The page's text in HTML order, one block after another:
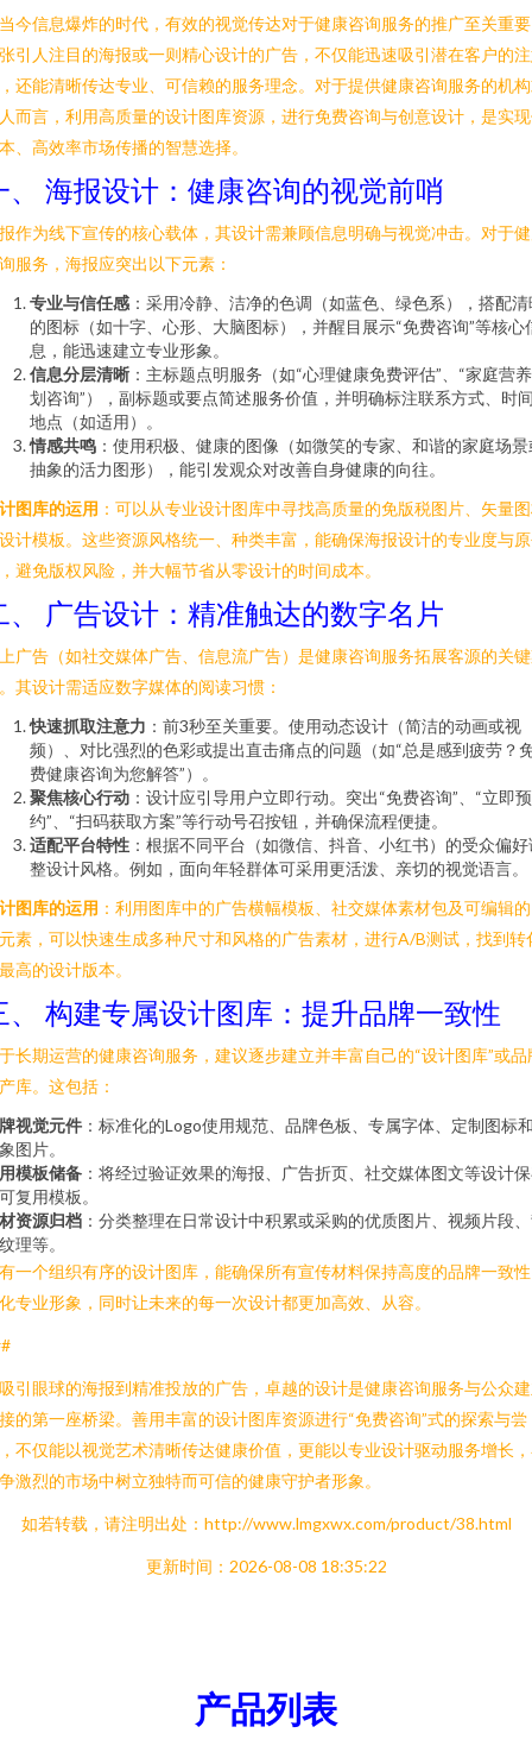
今信息爆炸的时代，有效的视觉传达对于健康咨询服务的推广至关重
引人注目的海报或一则精心设计的广告，不仅能迅速吸引潜在客户的
还能清晰传达专业、可信赖的服务理念。对于提供健康咨询服务的机
而言，利用高质量的设计图库资源，进行免费咨询与创意设计，是实
、高效率市场传播的智慧选择。
、 海报设计：健康咨询的视觉前哨
作为线下宣传的核心载体，其设计需兼顾信息明确与视觉冲击。对于
服务，海报应突出以下元素：
专业与信任感 ：采用冷静、洁净的色调（如蓝色、绿色系），搭配清
的图标（如十字、心形、大脑图标），并醒目展示“免费咨询”等核心
息，能迅速建立专业形象。
信息分层清晰 ：主标题点明服务（如“心理健康免费评估”、“家庭营
划咨询”），副标题或要点简述服务价值，并明确标注联系方式、时
地点（如适用）。
情感共鸣 ：使用积极、健康的图像（如微笑的专家、和谐的家庭场景
抽象的活力图形），能引发观众对改善自身健康的向往。
图库的运用 ：可以从专业设计图库中寻找高质量的免版税图片、矢量
计模板。这些资源风格统一、种类丰富，能确保海报设计的专业度与
避免版权风险，并大幅节省从零设计的时间成本。
、 广告设计：精准触达的数字名片
广告（如社交媒体广告、信息流广告）是健康咨询服务拓展客源的关
其设计需适应数字媒体的阅读习惯：
快速抓取注意力 ：前3秒至关重要。使用动态设计（简洁的动画或视
频）、对比强烈的色彩或提出直击痛点的问题（如“总是感到疲劳？
费健康咨询为您解答”）。
聚焦核心行动 ：设计应引导用户立即行动。突出“免费咨询”、“立即预
约”、“扫码获取方案”等行动号召按钮，并确保流程便捷。
适配平台特性 ：根据不同平台（如微信、抖音、小红书）的受众偏好
整设计风格。例如，面向年轻群体可采用更活泼、亲切的视觉语言。
图库的运用 ：利用图库中的广告横幅模板、社交媒体素材包及可编辑
素，可以快速生成多种尺寸和风格的广告素材，进行A/B测试，找到转
高的设计版本。
、 构建专属设计图库：提升品牌一致性
长期运营的健康咨询服务，建议逐步建立并丰富自己的“设计图库”或品
库。这包括：
视觉元件 ：标准化的Logo使用规范、品牌色板、专属字体、定制图标
图片。
模板储备 ：将经过验证效果的海报、广告折页、社交媒体图文等设计
复用模板。
资源归档 ：分类整理在日常设计中积累或采购的优质图片、视频片段
理等。
一个组织有序的设计图库，能确保所有宣传材料保持高度的品牌一致
专业形象，同时让未来的每一次设计都更加高效、从容。
引眼球的海报到精准投放的广告，卓越的设计是健康咨询服务与公众
的第一座桥梁。善用丰富的设计图库资源进行“免费咨询”式的探索与尝
不仅能以视觉艺术清晰传达健康价值，更能以专业设计驱动服务增长
激烈的市场中树立独特而可信的健康守护者形象。
如若转载，请注明出处：http://www.lmgxwx.com/product/38.html
更新时间：2026-08-08 18:35:22
产品列表